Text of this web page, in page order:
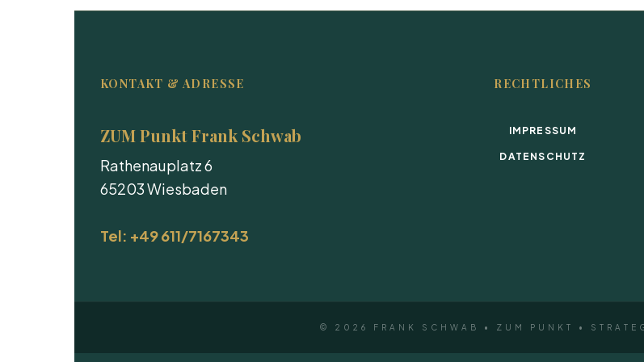
KONTAKT & ADRESSE
ZUM Punkt Frank Schwab
Rathenauplatz 6
65203 Wiesbaden
Tel: +49 611/7167343
RECHTLICHES
IMPRESSUM
DATENSCHUTZ
© 2026 FRANK SCHWAB • ZUM PUNKT •